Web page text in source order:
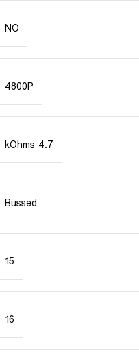
NO
4800P
4.7 kOhms
Bussed
15
16